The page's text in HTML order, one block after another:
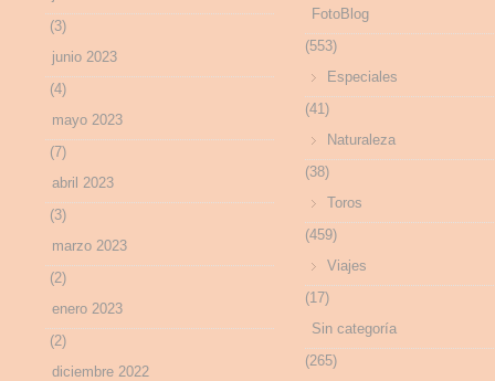
(3)
junio 2023
(4)
mayo 2023
(7)
abril 2023
(3)
marzo 2023
(2)
enero 2023
(2)
diciembre 2022
FotoBlog
(553)
Especiales
(41)
Naturaleza
(38)
Toros
(459)
Viajes
(17)
Sin categoría
(265)